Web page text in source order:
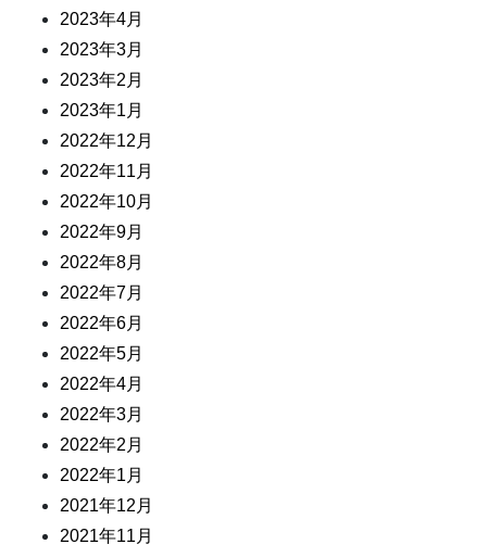
2023年4月
2023年3月
2023年2月
2023年1月
2022年12月
2022年11月
2022年10月
2022年9月
2022年8月
2022年7月
2022年6月
2022年5月
2022年4月
2022年3月
2022年2月
2022年1月
2021年12月
2021年11月